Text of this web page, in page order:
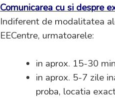
Comunicarea cu si despre
Indiferent de modalitatea
EECentre, urmatoarele:
in aprox. 15-30
in aprox. 5-7 zile
proba, locatia